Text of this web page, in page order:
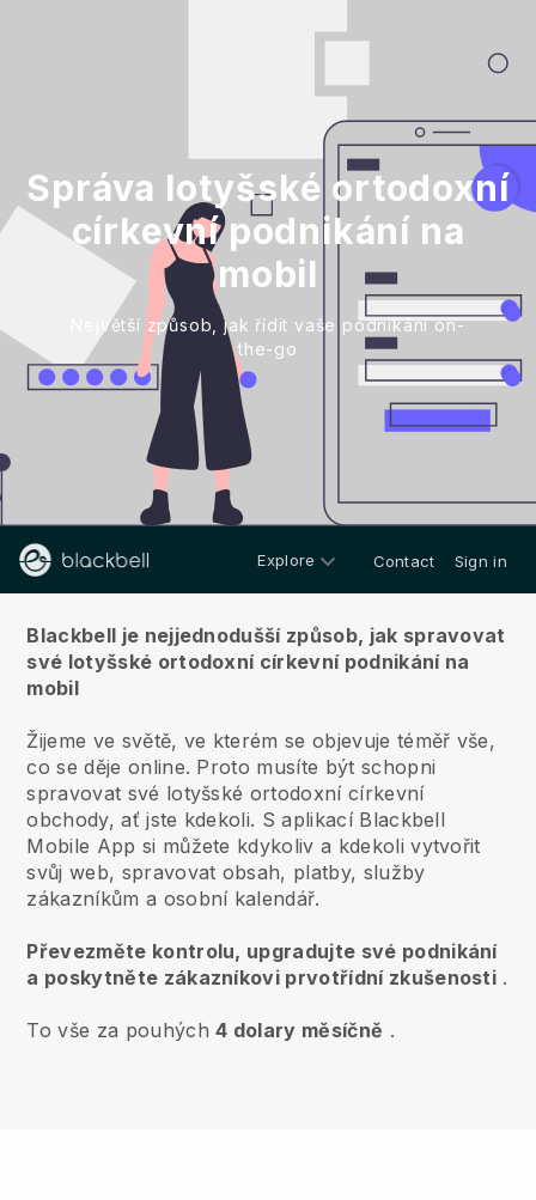
Správa lotyšské ortodoxní
církevní podnikání na
mobil
Největší způsob, jak řídit vaše podnikání on-
the-go
Explore Contact Sign in
Blackbell je nejjednodušší způsob, jak spravovat
své lotyšské ortodoxní církevní podnikání na
mobil
Žijeme ve světě, ve kterém se objevuje téměř vše,
co se děje online. Proto musíte být schopni
spravovat své lotyšské ortodoxní církevní
obchody, ať jste kdekoli. S aplikací Blackbell
Mobile App si můžete kdykoliv a kdekoli vytvořit
svůj web, spravovat obsah, platby, služby
zákazníkům a osobní kalendář.
Převezměte kontrolu, upgradujte své podnikání
a poskytněte zákazníkovi prvotřídní zkušenosti .
To vše za pouhých4 dolary měsíčně .